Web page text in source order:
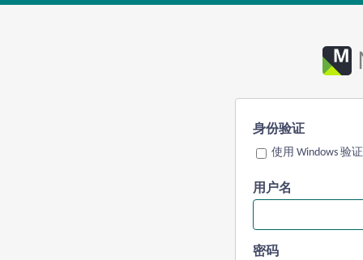
身份验证
使用 Windows 验证
用户名
密码